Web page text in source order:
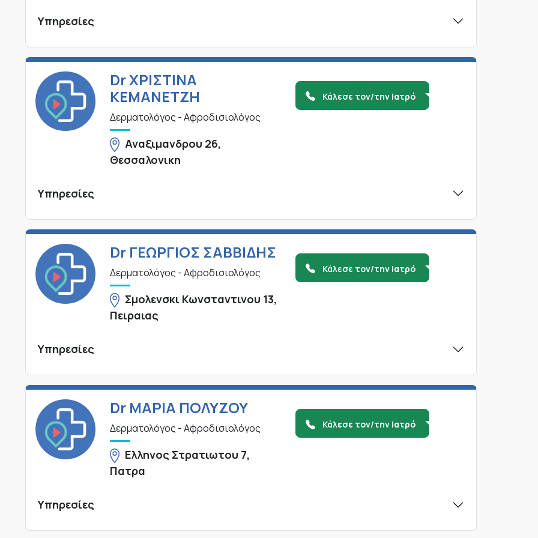
Υπηρεσίες
Dr ΧΡΙΣΤΙΝΑ
ΚΕΜΑΝΕΤΖΗ
Δερματολόγος - Αφροδισιολόγος
Αναξιμανδρου 26,
Θεσσαλονικη
Κάλεσε τον/την Ιατρό
Υπηρεσίες
Dr ΓΕΩΡΓΙΟΣ ΣΑΒΒΙΔΗΣ
Δερματολόγος - Αφροδισιολόγος
Σμολενσκι Κωνσταντινου 13,
Πειραιας
Κάλεσε τον/την Ιατρό
Υπηρεσίες
Dr ΜΑΡΙΑ ΠΟΛΥΖΟΥ
Δερματολόγος - Αφροδισιολόγος
Ελληνος Στρατιωτου 7,
Πατρα
Κάλεσε τον/την Ιατρό
Υπηρεσίες